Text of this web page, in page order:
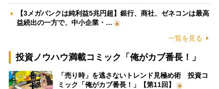
【3メガバンクは純利益5兆円超】銀行、商社、ゼネコンは最高
益続出の一方で、中小企業・…
一覧を見る
投資ノウハウ満載コミック「俺がカブ番長！」
「売り時」を逃さないトレンド見極め術 投資コ
ミック「俺がカブ番長！」【第11回】